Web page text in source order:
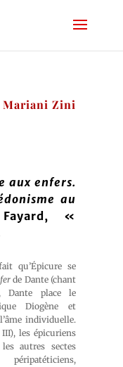
Mariani Zini
aux enfers.
au
«
qu’Épicure se
de Dante (chant
Dante place le
Diogène et
individuelle.
les épicuriens
autres sectes